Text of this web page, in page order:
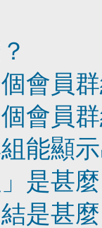
會員
會員
能顯
是甚
是甚